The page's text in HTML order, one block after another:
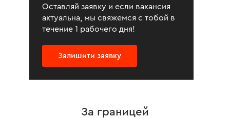
Оставляй заявку и если вакансия
актуальна, мы свяжемся с тобой в
течение 1 рабочего дня!
Залишити заявку
За границей